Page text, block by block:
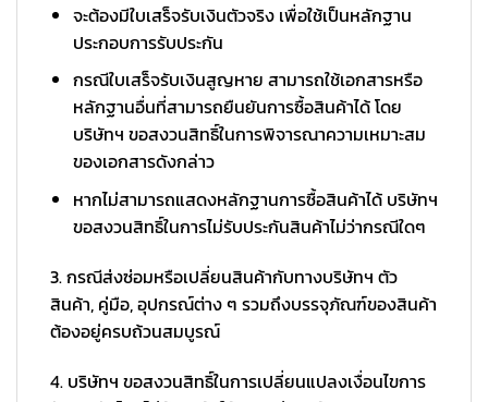
จะต้องมีใบเสร็จรับเงินตัวจริง เพื่อใช้เป็นหลักฐาน
ประกอบการรับประกัน
กรณีใบเสร็จรับเงินสูญหาย สามารถใช้เอกสารหรือ
หลักฐานอื่นที่สามารถยืนยันการซื้อสินค้าได้ โดย
บริษัทฯ ขอสงวนสิทธิ์ในการพิจารณาความเหมาะสม
ของเอกสารดังกล่าว
หากไม่สามารถแสดงหลักฐานการซื้อสินค้าได้ บริษัทฯ
ขอสงวนสิทธิ์ในการไม่รับประกันสินค้าไม่ว่ากรณีใดๆ
3. กรณีส่งซ่อมหรือเปลี่ยนสินค้ากับทางบริษัทฯ ตัว
สินค้า, คู่มือ, อุปกรณ์ต่าง ๆ รวมถึงบรรจุภัณฑ์ของสินค้า
ต้องอยู่ครบถ้วนสมบูรณ์
4. บริษัทฯ ขอสงวนสิทธิ์ในการเปลี่ยนแปลงเงื่อนไขการ